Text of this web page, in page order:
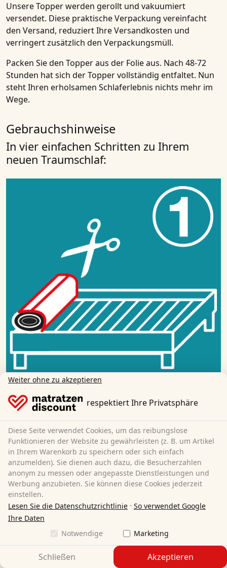
Unsere Topper werden gerollt und vakuumiert
versendet. Diese praktische Verpackung vereinfacht
den Versand, reduziert Ihre Versandkosten und
verringert zusätzlich den Verpackungsmüll.
Packen Sie den Topper aus der Folie aus. Nach 48-72
Stunden hat sich der Topper vollständig entfaltet. Nun
steht Ihren erholsamen Schlaferlebnis nichts mehr im
Wege.
Gebrauchshinweise
In vier einfachen Schritten zu Ihrem
neuen Traumschlaf:
Auspacken
Entfernen Sie die Folie des Toppers.
Weiter ohne zu akzeptieren
respektiert Ihre Privatsphäre
Diese Seite verwendet Cookies, um das reibungslose
Funktionieren der Website zu gewährleisten (z. B. um Artikel
in Ihrem Warenkorb zu speichern oder sich einfach
anzumelden). Sie dienen auch dazu, die Besucherzahlen
anonym zu messen oder angepasste Dienstleistungen und
Werbung anzubieten. Sie können diese Cookies jederzeit
einstellen.
Lesen Sie die Datenschutzrichtlinie · So verwendet Google
Ihre Daten
Notwendige
Marketing
Schließen Akzeptieren